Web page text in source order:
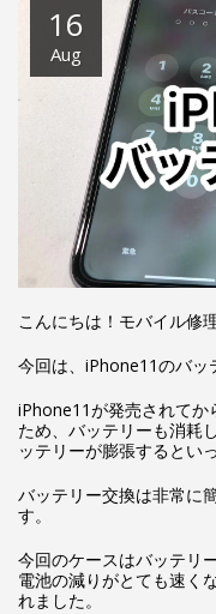
16
Aug
こんにちは！モバイル修
今回は、iPhone11のバッ
iPhone11が発売されてか
ため、バッテリーも消耗
ッテリーが膨張するとい
バッテリー交換は非常に
す。
今回のケースはバッテリ
電池の減りがとても速く
れました。